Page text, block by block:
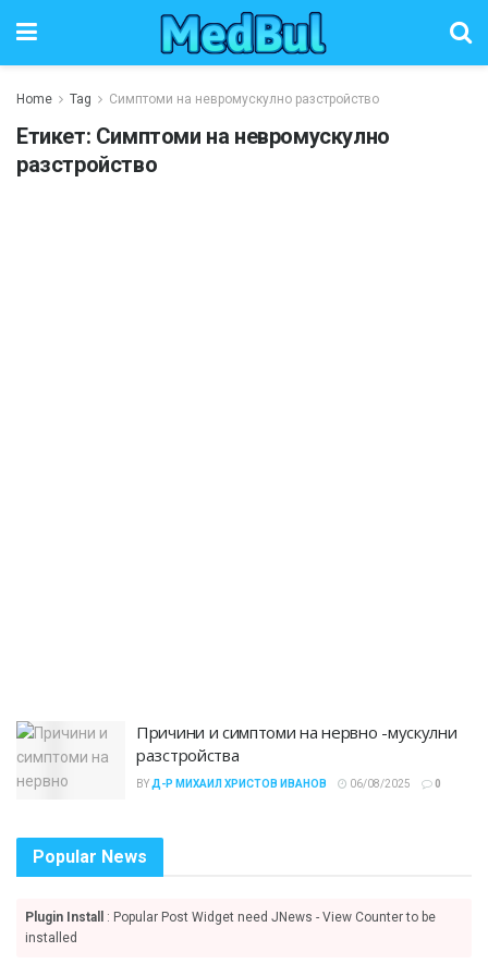
Home Tag Симптоми на невромускулно разстройство
Етикет: Симптоми на невромускулно
разстройство
Причини и симптоми на нервно -мускулни
разстройства
BY Д-Р МИХАИЛ ХРИСТОВ ИВАНОВ 06/08/2025 0
Popular News
Plugin Install
: Popular Post Widget need JNews - View Counter to be
installed